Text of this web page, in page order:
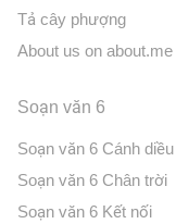
Tả cây phượng
About us on about.me
Soạn văn 6
Soạn văn 6 Cánh diều
Soạn văn 6 Chân trời
Soạn văn 6 Kết nối